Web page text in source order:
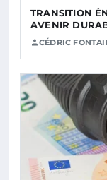
TRANSITION
AVENIR
CÉDRIC